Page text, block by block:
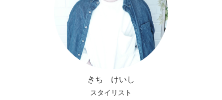
きち けいし
スタイリスト